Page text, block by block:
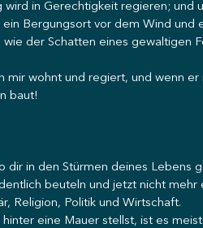
wird in Gerechtigkeit regieren; und
ein Bergungsort vor dem Wind und
der Schatten eines gewaltigen
mir wohnt und regiert, und wenn
baut!
dir in den Stürmen deines Lebens
beuteln und jetzt nicht mehr
Religion, Politik und Wirtschaft.
eine Mauer stellst, ist es